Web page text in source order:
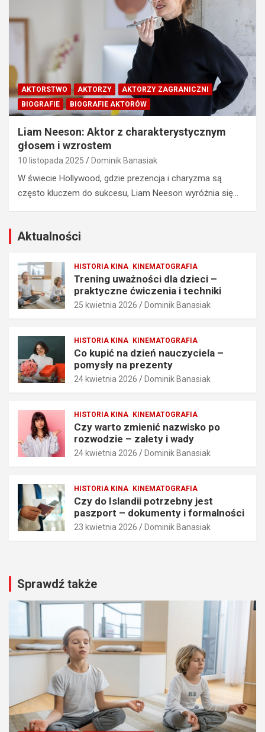
AKTORSTWO AKTORZY
AKTORZY ZAGRANICZNI
BIOGRAFIE
BIOGRAFIE AKTORÓW
Liam Neeson: Aktor z charakterystycznym
głosem i wzrostem
10 listopada 2025 Dominik Banasiak
W świecie Hollywood, gdzie prezencja i charyzma są
często kluczem do sukcesu, Liam Neeson wyróżnia się…
Aktualności
HISTORIA KINA KINEMATOGRAFIA
Trening uważności dla dzieci –
praktyczne ćwiczenia i techniki
25 kwietnia 2026 Dominik Banasiak
HISTORIA KINA KINEMATOGRAFIA
Co kupić na dzień nauczyciela –
pomysły na prezenty
24 kwietnia 2026 Dominik Banasiak
HISTORIA KINA KINEMATOGRAFIA
Czy warto zmienić nazwisko po
rozwodzie – zalety i wady
24 kwietnia 2026 Dominik Banasiak
HISTORIA KINA KINEMATOGRAFIA
Czy do Islandii potrzebny jest
paszport – dokumenty i formalności
23 kwietnia 2026 Dominik Banasiak
d
z
i
e
c
–
p
a
y
z
ć
w
c
z
e
a
t
e
n
25
kwietnia
2026
Dominik
Banasiak
i
d
z
i
e
n
a
u
c
y
c
e
–
p
o
m
y
s
y
n
a
p
e
n
y
24
kwietnia
2026
Dominik
Banasiak
Sprawdź także